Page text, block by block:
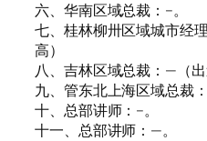
六、华南区域总裁：–。
七、桂林柳卅区域城市经
高）
八、吉林区域总裁：—（出
九、管东北上海区域总裁：
十、总部讲师：–。
十一、总部讲师：—。